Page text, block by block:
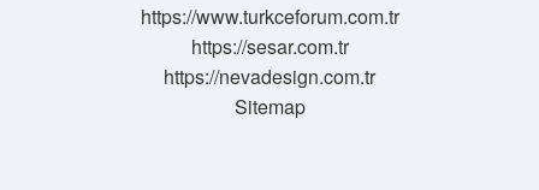
https://www.turkceforum.com.tr
https://sesar.com.tr
https://nevadesign.com.tr
Sitemap